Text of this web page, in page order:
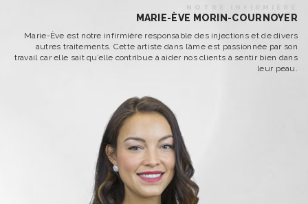
MARIE-ÈVE MORIN-COURNOYER
Marie-Ève est notre infirmière responsable des injections et de divers
autres traitements. Cette artiste dans l’âme est passionnée par son
travail car elle sait qu’elle contribue à aider nos clients à sentir bien dans
leur peau.